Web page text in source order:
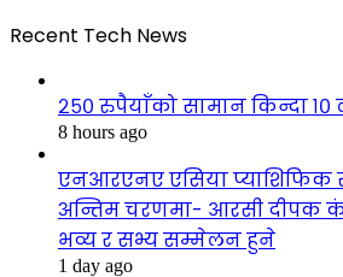
Recent Tech News
२५० रुपैयाँको सामान किन्दा १०
8 hours ago
एनआरएनए एसिया प्याशिफिक
अन्तिम चरणमा- आरसी दीपक
भव्य र सभ्य सम्मेलन हुने
1 day ago